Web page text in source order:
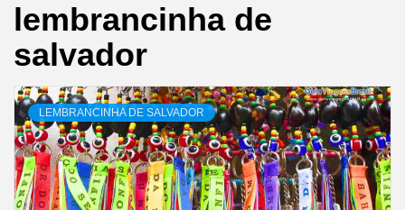
lembrancinha de
salvador
LEMBRANCINHA DE SALVADOR